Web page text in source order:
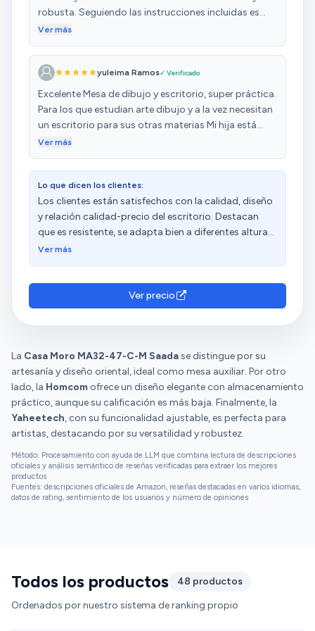
robusta. Seguiendo las instrucciones incluidas es
bastante fácil de montar. Se ajusta perfectamente a
inclinable. Los cajones son de tela pero resistentes.
Ver más
yuleima Ramos✓ Verificado
Excelente Mesa de dibujo y escritorio, super práctica.
Para los que estudian arte dibujo y a la vez necesitan
un escritorio para sus otras materias Mi hija está
encantada.
Ver más
Lo que dicen los clientes:
Los clientes están satisfechos con la calidad, diseño
y relación calidad-precio del escritorio. Destacan
que es resistente, se adapta bien a diferentes alturas
e inclinaciones, lo que lo hace ideal para dibujo y
embargo, algunos clientes expresan disgusto con
los materiales y tienen opiniones diversas sobre el
deslizamiento e inclinación.
Ver más
Ver precio
La Casa Moro MA32-47-C-M Saadase distingue por su
artesanía y diseño oriental, ideal como mesa auxiliar. Por otro
lado, la Homcom ofrece un diseño elegante con almacenamiento
práctico, aunque su calificación es más baja. Finalmente, la
Yaheetech, con su funcionalidad ajustable, es perfecta para
artistas, destacando por su versatilidad y robustez.
Método: Procesamiento con ayuda de LLM que combina lectura de descripciones
oficiales y análisis semántico de reseñas verificadas para extraer los mejores
productos
Fuentes: descripciones oficiales de Amazon, reseñas destacadas en varios idiomas,
datos de rating, sentimiento de los usuarios y número de opiniones
Todos los productos
48 productos
Ordenados por nuestro sistema de ranking propio